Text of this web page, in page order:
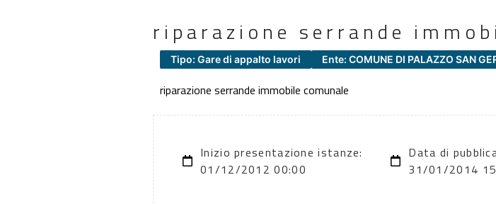
riparazione serrande
Tipo: Gare di appalto lavori Ente: COMUNE DI PALAZZO SAN
riparazione serrande immobile comunale
Inizio presentazione istanze:
01/12/2012 00:00
Data di
31/01/2014